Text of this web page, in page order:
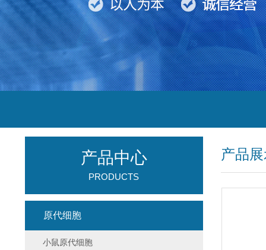
产品
产品中心
PRODUCTS
原代细胞
小鼠原代细胞